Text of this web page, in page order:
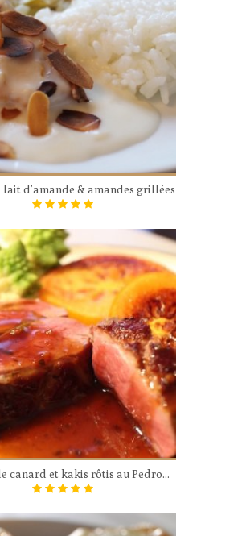
d’amande & amandes grillées
canard et kakis rôtis au Pedro...